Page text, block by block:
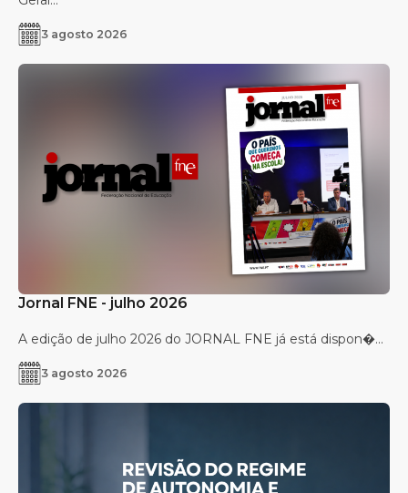
3 agosto 2026
Jornal FNE - julho 2026
A edição de julho 2026 do JORNAL FNE já está dispon�...
3 agosto 2026